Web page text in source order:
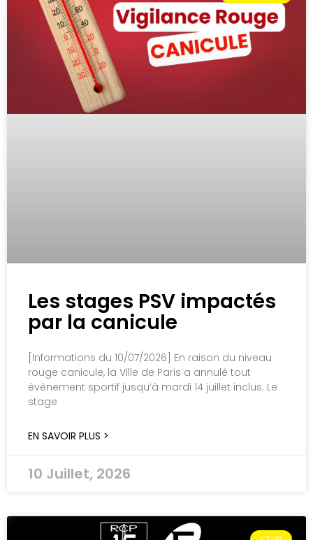
Les stages PSV impactés
par la canicule
[Informations du 10/07/2026] En raison du niveau
rouge canicule, la Ville de Paris a annulé tout
évènement sportif jusqu’à mardi 14 juillet inclus. Le
stage
EN SAVOIR PLUS >
10 Juillet, 2026